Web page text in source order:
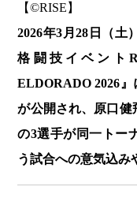
【©️RISE】
2026年3月28日（土
格闘技イベント
ELDORADO 2026
が公開され、原口
の3選手が同一トー
う試合への意気込み